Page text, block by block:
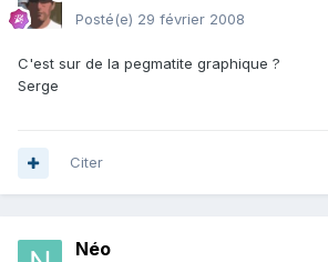
Posté(e) 29 février 2008
C'est sur de la pegmatite graphique ?
Serge
Citer
Néo